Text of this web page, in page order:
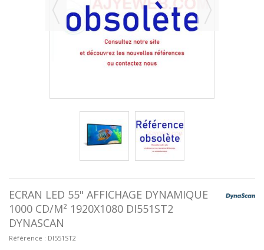
ECRAN LED 55" AFFICHAGE DYNAMIQUE
1000 CD/M² 1920X1080 DI551ST2
DYNASCAN
Référence : DI551ST2